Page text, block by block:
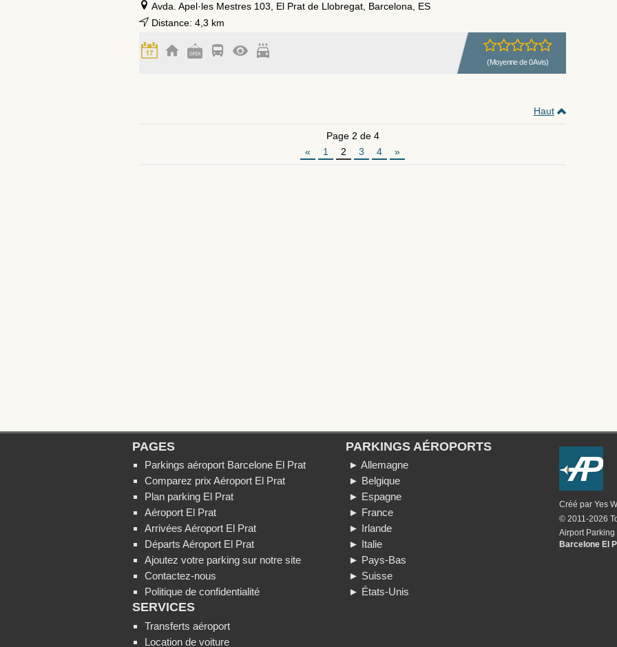
Avda. Apel·les Mestres 103, El Prat de Llobregat, Barcelona, ES
Distance: 4,3 km
(Moyenne de 0 Avis)
Haut
Page 2 de 4
«
1 2 3 4 »
PAGES
Parkings aéroport Barcelone El Prat
Comparez prix Aéroport El Prat
Plan parking El Prat
Aéroport El Prat
Arrivées Aéroport El Prat
Départs Aéroport El Prat
Ajoutez votre parking sur notre site
Contactez-nous
Politique de confidentialité
SERVICES
Transferts aéroport
Location de voiture
PARKINGS AÉROPORTS
► Allemagne
► Belgique
► Espagne
► France
► Irlande
► Italie
► Pays-Bas
► Suisse
► États-Unis
Créé par Yes
© 2011-2026
Airport Parking
Barcelone El